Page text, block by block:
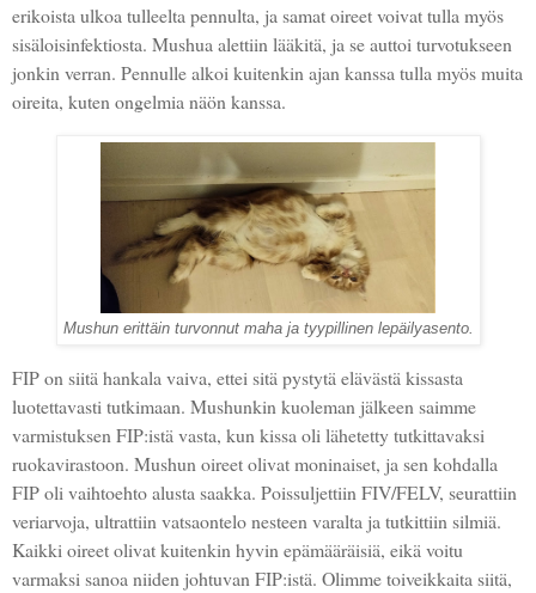
erikoista ulkoa tulleelta pennulta, ja samat oireet voivat tulla myös
sisäloisinfektiosta. Mushua alettiin lääkitä, ja se auttoi turvotukseen
jonkin verran. Pennulle alkoi kuitenkin ajan kanssa tulla myös muita
oireita, kuten ongelmia näön kanssa.
Mushun erittäin turvonnut maha ja tyypillinen lepäilyasento.
FIP on siitä hankala vaiva, ettei sitä pystytä elävästä kissasta
luotettavasti tutkimaan. Mushunkin kuoleman jälkeen saimme
varmistuksen FIP:istä vasta, kun kissa oli lähetetty tutkittavaksi
ruokavirastoon. Mushun oireet olivat moninaiset, ja sen kohdalla
FIP oli vaihtoehto alusta saakka. Poissuljettiin FIV/FELV, seurattiin
veriarvoja, ultrattiin vatsaontelo nesteen varalta ja tutkittiin silmiä.
Kaikki oireet olivat kuitenkin hyvin epämääräisiä, eikä voitu
varmaksi sanoa niiden johtuvan FIP:istä. Olimme toiveikkaita siitä,